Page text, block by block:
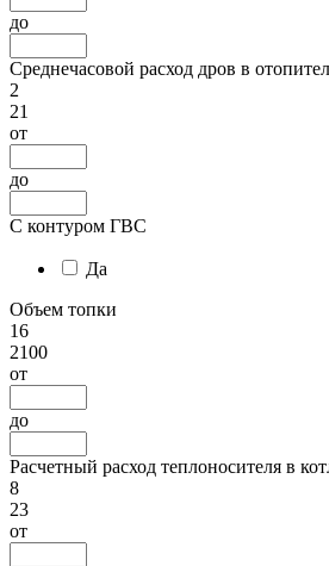
до
Среднечасовой расход дров в
2
21
от
до
С контуром ГВС
Да
Объем топки
16
2100
от
до
Расчетный расход теплоносителя в
8
23
от